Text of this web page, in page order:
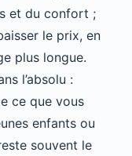
et du confort ;
le prix, en
plus longue.
l’absolu :
ce que vous
enfants ou
souvent le